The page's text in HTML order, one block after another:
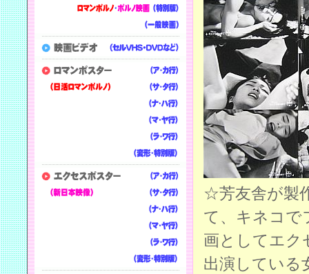
☆芳友舎が製
て、キネコで
画としてエク
出演している